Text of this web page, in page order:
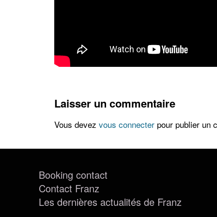
Laisser un commentaire
Vous devez vous connecter pour publier un
Booking contact
Contact Franz
Les dernières actualités de Franz